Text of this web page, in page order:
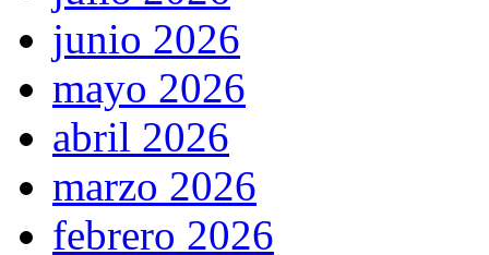
junio 2026
mayo 2026
abril 2026
marzo 2026
febrero 2026